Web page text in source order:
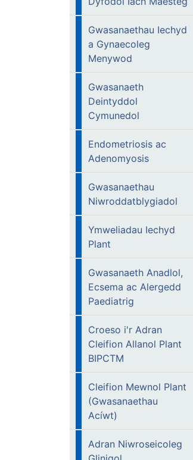
Gwasanaethau Iechyd
a Gynaecoleg
Menywod
Gwasanaeth
Deintyddol
Cymunedol
Endometriosis ac
Adenomyosis
Gwasanaethau
Niwroddatblygiadol
Ymweliadau Iechyd
Plant
Gwasanaeth Anadlol,
Ecsema ac Alergedd
Paediatrig
Croeso i'r Adran
Cleifion Allanol Plant
BIPCTM
Cleifion Mewnol Plant
(Gwasanaethau
Acíwt)
Adran Niwroseicoleg